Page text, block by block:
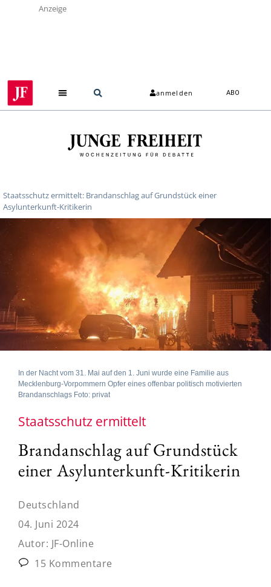
Anzeige
anmelden ABO
Staatsschutz ermittelt: Brandanschlag auf Grundstück einer
Asylunterkunft-Kritikerin
In der Nacht vom 31. Mai auf den 1. Juni wurde eine Familie aus
Mecklenburg-Vorpommern Opfer eines offenbar politisch motivierten
Brandanschlags Foto: privat
Staatsschutz ermittelt
Brandanschlag auf Grundstück
einer Asylunterkunft-Kritikerin
Deutschland
04. Juni 2024
Autor: JF-Online
15 Kommentare